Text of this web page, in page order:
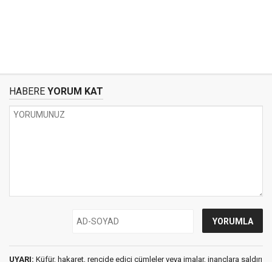
HABERE YORUM KAT
UYARI: Küfür, hakaret, rencide edici cümleler veya imalar, inançlara saldırı